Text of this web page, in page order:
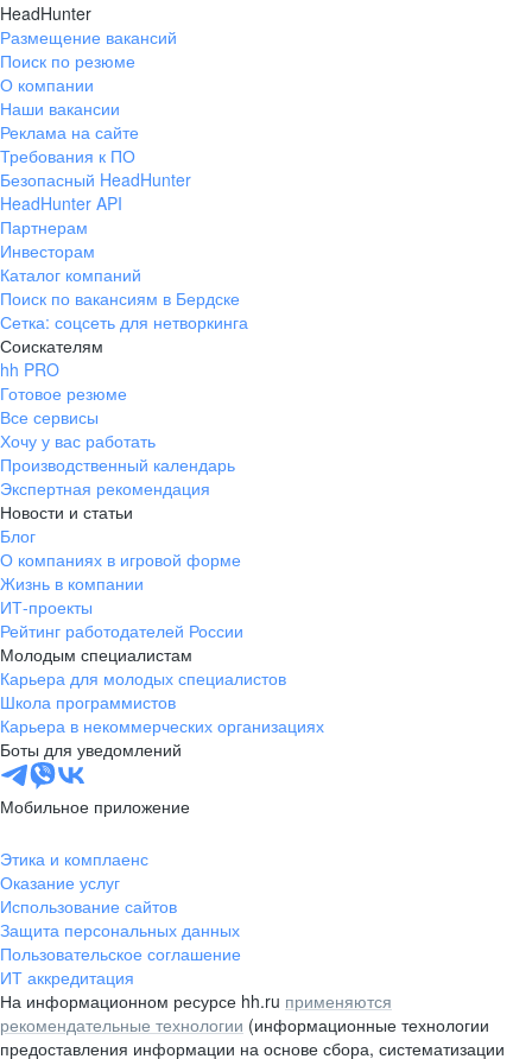
HeadHunter
Размещение вакансий
Поиск по резюме
О компании
Наши вакансии
Реклама на сайте
Требования к ПО
Безопасный HeadHunter
HeadHunter API
Партнерам
Инвесторам
Каталог компаний
Поиск по вакансиям в Бердске
Сетка: соцсеть для нетворкинга
Соискателям
hh PRO
Готовое резюме
Все сервисы
Хочу у вас работать
Производственный календарь
Экспертная рекомендация
Новости и статьи
Блог
О компаниях в игровой форме
Жизнь в компании
ИТ-проекты
Рейтинг работодателей России
Молодым специалистам
Карьера для молодых специалистов
Школа программистов
Карьера в некоммерческих организациях
Боты для уведомлений
Мобильное приложение
Этика и комплаенс
Оказание услуг
Использование сайтов
Защита персональных данных
Пользовательское соглашение
ИТ аккредитация
На информационном ресурсе hh.ru применяются
рекомендательные технологии (информационные технологии
предоставления информации на основе сбора, систематизации